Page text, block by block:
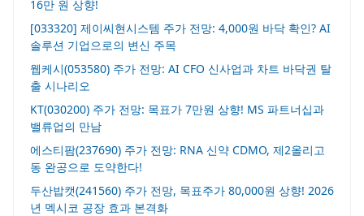
16만 원 상향!
[033320] 제이씨현시스템 주가 전망: 4,000원 바닥 확인? AI
솔루션 기업으로의 변신 주목
웹케시(053580) 주가 전망: AI CFO 신사업과 차트 바닥권 탈
출 시나리오
KT(030200) 주가 전망: 목표가 7만원 상향! MS 파트너십과
밸류업의 만남
에스티팜(237690) 주가 전망: RNA 신약 CDMO, 제2올리고
동 완공으로 도약한다!
두산밥캣(241560) 주가 전망, 목표주가 80,000원 상향! 2026
년 멕시코 공장 효과 본격화